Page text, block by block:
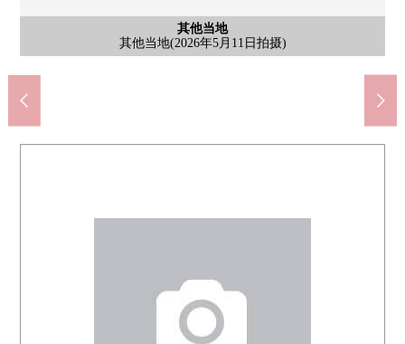
其他当地
其他当地(2026年5月11日拍摄)
其他当地
其他当地(2026年5月11日拍摄)
其他当地
其他当地(2026年5月11日拍摄)
含有前面道路的外观
含有前面道路的外观(2026年5月11日拍摄)
含有前面道路的外观
含有前面道路的外观(2026年5月11日拍摄)
入曾站(西武新宿线)(约1240m)
步行16分钟
Yaoko入曾商店(约900m)
步行12分钟
7-Eleven狭山水野店(约700m)
步行9分钟
狭山市立山王中学(约2100m)
步行27分钟